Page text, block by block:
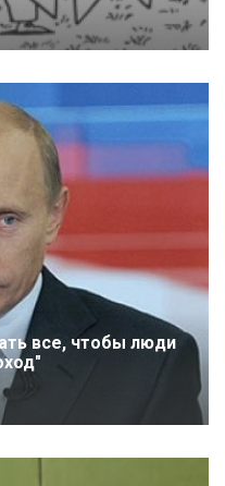
все, чтобы люди